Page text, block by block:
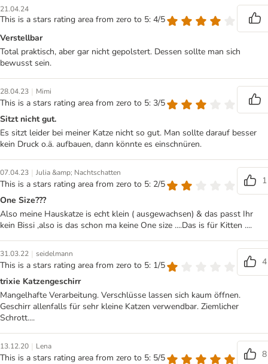
21.04.24
This is a stars rating area from zero to 5: 4/5
Verstellbar
Total praktisch, aber gar nicht gepolstert. Dessen sollte man sich
bewusst sein.
28.04.23 | Mimi
This is a stars rating area from zero to 5: 3/5
Sitzt nicht gut.
Es sitzt leider bei meiner Katze nicht so gut. Man sollte darauf besser
kein Druck o.ä. aufbauen, dann könnte es einschnüren.
07.04.23 | Julia &amp; Nachtschatten
This is a stars rating area from zero to 5: 2/5
1
One Size???
Also meine Hauskatze is echt klein ( ausgewachsen) & das passt Ihr
kein Bissi ,also is das schon ma keine One size ....Das is für Kitten ....
31.03.22 | seidelmann
This is a stars rating area from zero to 5: 1/5
4
trixie Katzengeschirr
Mangelhafte Verarbeitung. Verschlüsse lassen sich kaum öffnen.
Geschirr allenfalls für sehr kleine Katzen verwendbar. Ziemlicher
Schrott....
13.12.20 | Lena
This is a stars rating area from zero to 5: 5/5
8